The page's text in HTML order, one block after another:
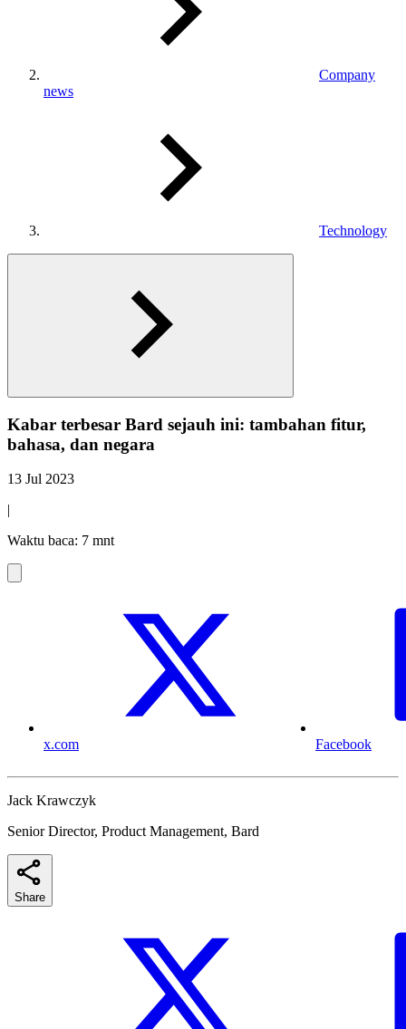
Company
news
Technology
Kabar terbesar Bard sejauh ini: tambahan fitur,
bahasa, dan negara
13 Jul 2023
|
Waktu baca: 7 mnt
x.com Facebook
Jack Krawczyk
Senior Director, Product Management, Bard
Share